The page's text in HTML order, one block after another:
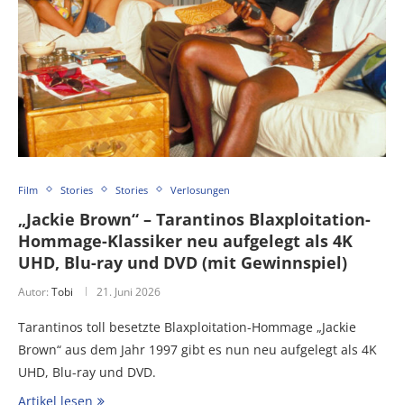
Film Stories Stories Verlosungen
„Jackie Brown“ – Tarantinos Blaxploitation-
Hommage-Klassiker neu aufgelegt als 4K
UHD, Blu-ray und DVD (mit Gewinnspiel)
Autor: Tobi 21. Juni 2026
Tarantinos toll besetzte Blaxploitation-Hommage „Jackie
Brown“ aus dem Jahr 1997 gibt es nun neu aufgelegt als 4K
UHD, Blu-ray und DVD.
Artikel lesen